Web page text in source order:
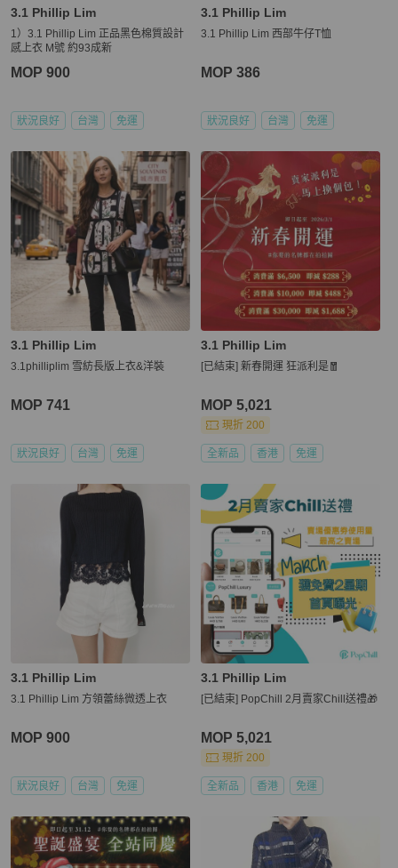
3.1 Phillip Lim
1）3.1 Phillip Lim 正品黑色棉質設計
感上衣 M號 約93成新
MOP 900
狀況良好 台灣 免運
3.1 Phillip Lim
3.1 Phillip Lim 西部牛仔T恤
MOP 386
狀況良好 台灣 免運
3.1 Phillip Lim
3.1philliplim 雪紡長版上衣&洋裝
MOP 741
狀況良好 台灣 免運
3.1 Phillip Lim
[已結束] 新春開運 狂派利是🧧
MOP 5,021
現折 200
全新品 香港 免運
3.1 Phillip Lim
3.1 Phillip Lim 方領蕾絲微透上衣
MOP 900
狀況良好 台灣 免運
3.1 Phillip Lim
[已結束] PopChill 2月賣家Chill送禮🎁
MOP 5,021
現折 200
全新品 香港 免運